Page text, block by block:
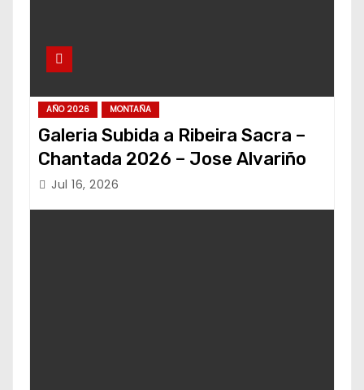
AÑO 2026 MONTAÑA
Galeria Subida a Ribeira Sacra –
Chantada 2026 – Jose Alvariño
Jul 16, 2026